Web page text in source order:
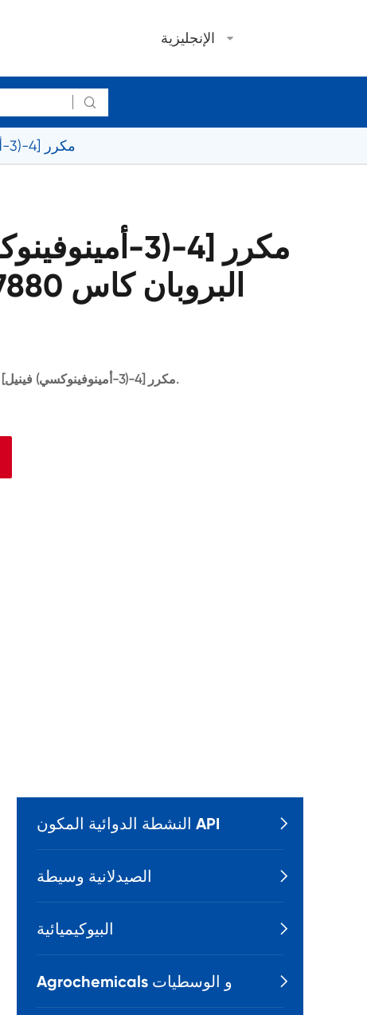
الإنجليزية

2,2 '-مكرر [4-(3-أمينوفينوكسي) فينيل] البروبان كاس 87880-61-3
2,2 '-مكرر [4-(3-أمينوفينوكسي) فينيل] يستخدم البروبان في التوليف العضوي.
النشطة الدوائية المكون API 
الصيدلانية وسيطة 
البيوكيميائية 
Agrochemicals و الوسطيات 